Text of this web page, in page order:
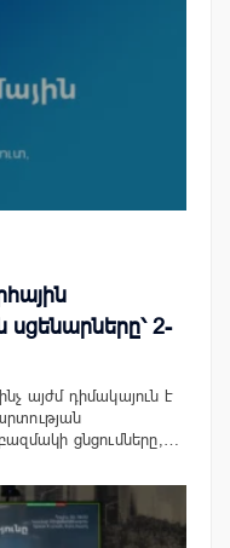
2-
այժմ դիմակայուն է
ցնցումները,…